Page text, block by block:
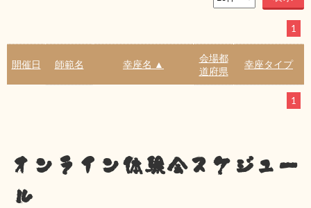
1
開催日 師範名 幸座名 ▲
会場都
道府県
幸座タイプ
1
オンライン体験会スケジュー
ル